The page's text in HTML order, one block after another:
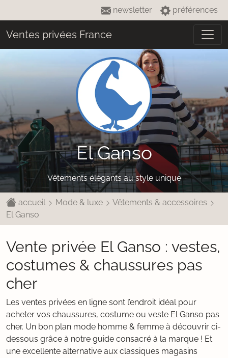
newsletter préférences
Ventes privées France
El Ganso
Vêtements élégants au style unique
accueil Mode & luxe
Vêtements & accessoires
El Ganso
Vente privée El Ganso : vestes,
costumes & chaussures pas
cher
Les ventes privées en ligne sont l’endroit idéal pour
acheter vos chaussures, costume ou veste El Ganso pas
cher. Un bon plan mode homme & femme à découvrir ci-
dessous grâce à notre guide consacré à la marque ! Et
une excellente alternative aux classiques magasins